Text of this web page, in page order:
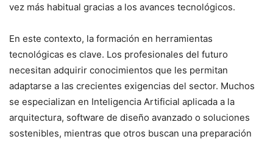
vez más habitual gracias a los avances tecnológicos.
En este contexto, la formación en herramientas
tecnológicas es clave. Los profesionales del futuro
necesitan adquirir conocimientos que les permitan
adaptarse a las crecientes exigencias del sector. Muchos
se especializan en Inteligencia Artificial aplicada a la
arquitectura, software de diseño avanzado o soluciones
sostenibles, mientras que otros buscan una preparación